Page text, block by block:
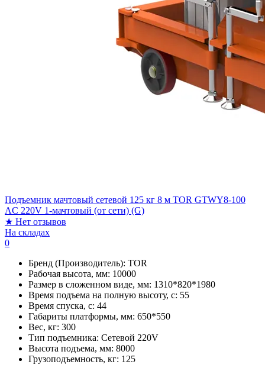
Подъемник мачтовый сетевой 125 кг 8 м TOR GTWY8-100
AC 220V 1-мачтовый (от сети) (G)
★ Нет отзывов
На складах
0
Бренд (Производитель): TOR
Рабочая высота, мм: 10000
Размер в сложенном виде, мм: 1310*820*1980
Время подъема на полную высоту, с: 55
Время спуска, с: 44
Габариты платформы, мм: 650*550
Вес, кг: 300
Тип подъемника: Сетевой 220V
Высота подъема, мм: 8000
Грузоподъемность, кг: 125